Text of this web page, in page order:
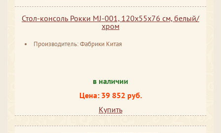
Стол-консоль Рокки MJ-001, 120х55х76 см, белый/
хром
Производитель: Фабрики Китая
в наличии
Цена: 39 852 руб.
Купить